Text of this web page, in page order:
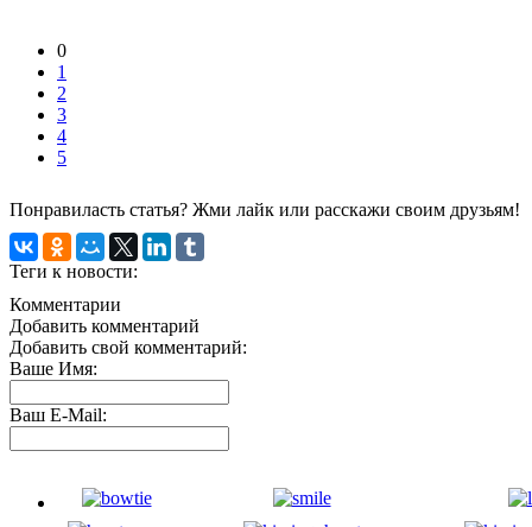
0
1
2
3
4
5
Понравиласть статья? Жми лайк или расскажи своим друзьям!
Теги к новости:
Комментарии
Добавить комментарий
Добавить свой комментарий:
Ваше Имя:
Ваш E-Mail: